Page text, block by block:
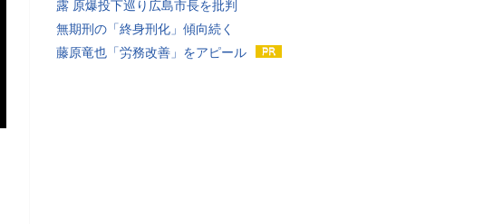
露 原爆投下巡り広島市長を批判
無期刑の「終身刑化」傾向続く
藤原竜也「労務改善」をアピール